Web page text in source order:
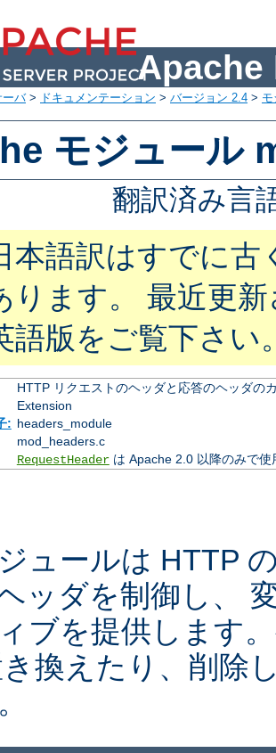
Apache
ーバ> ドキュメンテーション > バージョン 2.4 >
モジュール
翻訳済み言
本語訳はすでに古
ります。 最近更
語版をご覧下さい
HTTP リクエストのヘッダと応答のヘッダの
Extension
: headers_module
mod_headers.c
RequestHeaderは Apache 2.0 以降のみで使
ュールは HTTP
ッダを制御し、
ブを提供します
き換えたり、削除